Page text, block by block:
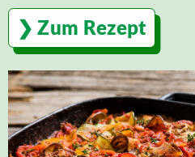
Zum Rezept